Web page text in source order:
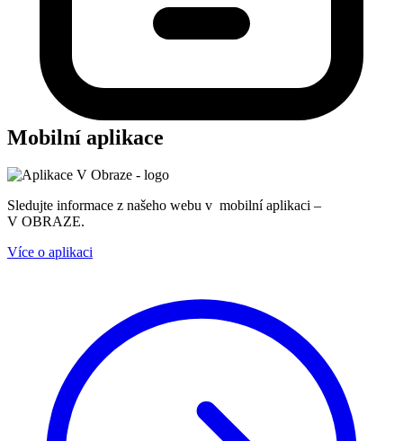
Mobilní aplikace
Sledujte informace z našeho webu v mobilní aplikaci –
V OBRAZE.
Více o aplikaci